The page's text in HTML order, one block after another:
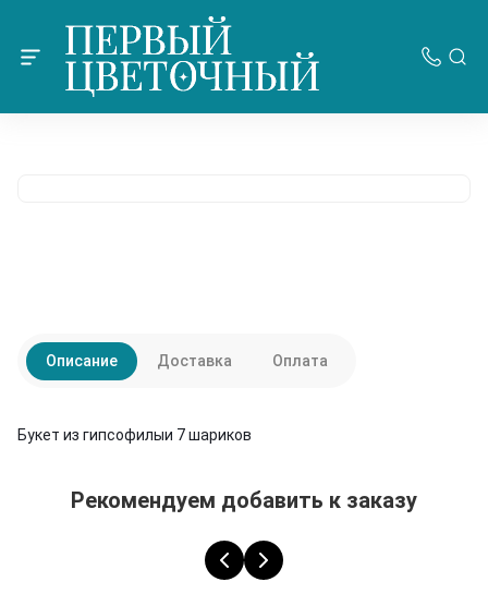
Описание
Букет из гипсофилыи 7 шариков
Доставка Оплата
Рекомендуем добавить к заказу